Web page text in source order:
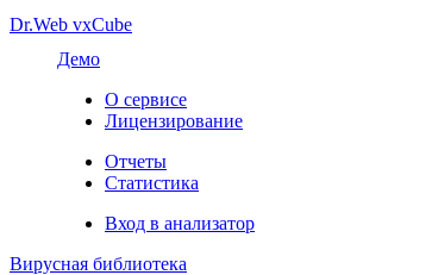
Dr.Web vxCube
Демо
О сервисе
Лицензирование
Отчеты
Статистика
Вход в анализатор
Вирусная библиотека